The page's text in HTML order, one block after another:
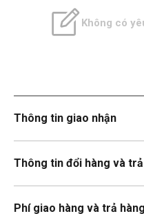
Không có
Thông tin giao nhận
Thông tin đổi hàng và
Phí giao hàng và trả hàng